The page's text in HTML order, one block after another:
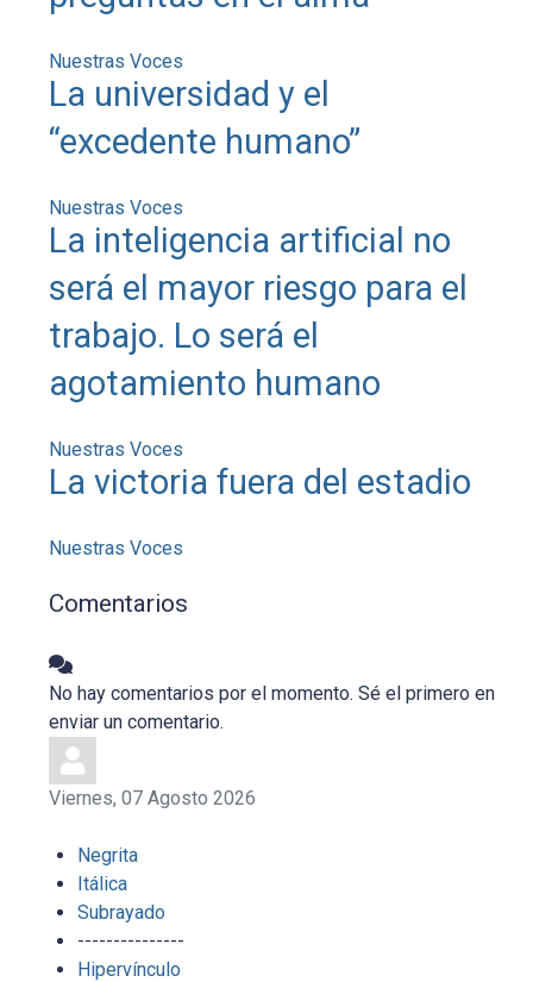
Nuestras Voces
La universidad y el
“excedente humano”
Nuestras Voces
La inteligencia artificial no
será el mayor riesgo para el
trabajo. Lo será el
agotamiento humano
Nuestras Voces
La victoria fuera del estadio
Nuestras Voces
Comentarios
No hay comentarios por el momento. Sé el primero en
enviar un comentario.
Viernes, 07 Agosto 2026
Negrita
Itálica
Subrayado
---------------
Hipervínculo